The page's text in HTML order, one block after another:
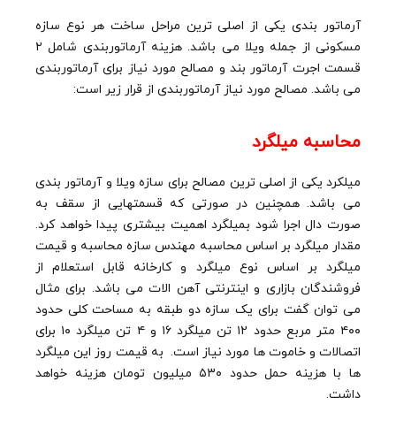
آرماتور بندی یکی از اصلی ترین مراحل ساخت هر نوع سازه
مسکونی از جمله ویلا می باشد. هزینه آرماتوربندی شامل ۲
قسمت اجرت آرماتور بند و مصالح مورد نیاز برای آرماتوربندی
می باشد. مصالح مورد نیاز آرماتوربندی از قرار زیر است:
محاسبه میلگرد
میلکرد یکی از اصلی ترین مصالح برای سازه ویلا و آرماتور بندی
می باشد. همچنین در صورتی که قسمتهایی از سقف به
صورت دال اجرا شود بمیلگرد اهمیت بیشتری پیدا خواهد کرد.
مقدار میلگرد بر اساس محاسبه مهندس سازه محاسبه و قیمت
میلگرد بر اساس نوع میلگرد و کارخانه قابل استعلام از
فروشندگان بازاری و اینترنتی آهن الات می باشد. برای مثال
می توان گفت برای یک سازه دو طبقه به مساحت کلی حدود
۴۰۰ متر مربع حدود ۱۲ تن میلگرد ۱۶ و ۴ تن میلگرد ۱۰ برای
اتصالات و خاموت ها مورد نیاز است. به قیمت روز این میلگرد
ها با هزینه حمل حدود ۵۳۰ میلیون تومان هزینه خواهد
داشت.